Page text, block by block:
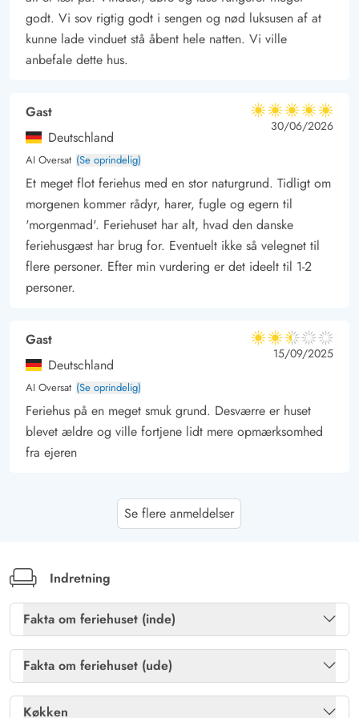
godt. Vi sov rigtig godt i sengen og nød luksusen af at
kunne lade vinduet stå åbent hele natten. Vi ville
anbefale dette hus.
Gast
Deutschland
AI Oversat (Se oprindelig)
5 ud af 5
5 ud af 5
5 out of 5
30/06/2026
Et meget flot feriehus med en stor naturgrund. Tidligt om
morgenen kommer rådyr, harer, fugle og egern til
'morgenmad'. Feriehuset har alt, hvad den danske
feriehusgæst har brug for. Eventuelt ikke så velegnet til
flere personer. Efter min vurdering er det ideelt til 1-2
personer.
Gast
Deutschland
AI Oversat (Se oprindelig)
2.5 ud af 5
2.5 ud af 5
2.5 out of 5
15/09/2025
Feriehus på en meget smuk grund. Desværre er huset
blevet ældre og ville fortjene lidt mere opmærksomhed
fra ejeren
Lille hus til 2 voksne. Vi er meget tilfredse. Desværre var
opvaskemaskine er ikke tilgængelig, meget ærgerligt.
Gast
Deutschland
5 ud af 5
5 out of 507/07/2025
Se flere anmeldelser
Indretning
Fakta om feriehuset (inde)
Brændeovn
Ja
Fakta om feriehuset (ude)
Havemøbler
Ja
Køkken